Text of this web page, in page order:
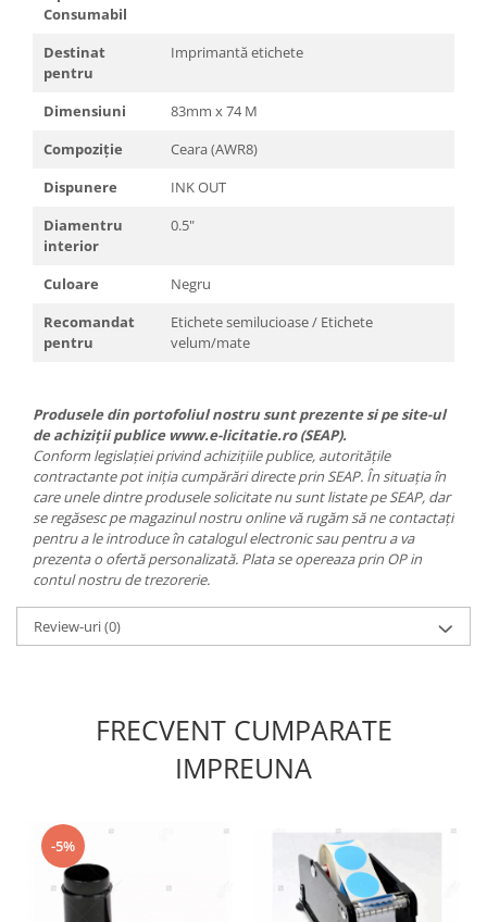
Consumabil
Destinat
pentru
Imprimantă etichete
Dimensiuni
83mm x 74 M
Compoziție
Ceara (AWR8)
Dispunere
INK OUT
Diamentru
interior
0.5"
Culoare
Negru
Recomandat
pentru
Etichete semilucioase / Etichete
velum/mate
Produsele din portofoliul nostru sunt prezente si pe site-ul
de achiziții publice www.e-licitatie.ro (SEAP).
Conform legislației privind achizițiile publice, autoritățile
contractante pot iniția cumpărări directe prin SEAP. În situația în
care unele dintre produsele solicitate nu sunt listate pe SEAP, dar
se regăsesc pe magazinul nostru online vă rugăm să ne contactați
pentru a le introduce în catalogul electronic sau pentru a va
prezenta o ofertă personalizată. Plata se opereaza prin OP in
contul nostru de trezorerie.
Review-uri(0)
FRECVENT CUMPARATE
IMPREUNA
-5%